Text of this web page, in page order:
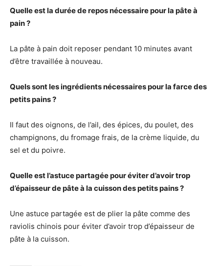
Quelle est la durée de repos nécessaire pour la pâte à
pain ?
La pâte à pain doit reposer pendant 10 minutes avant
d’être travaillée à nouveau.
Quels sont les ingrédients nécessaires pour la farce des
petits pains ?
Il faut des oignons, de l’ail, des épices, du poulet, des
champignons, du fromage frais, de la crème liquide, du
sel et du poivre.
Quelle est l’astuce partagée pour éviter d’avoir trop
d’épaisseur de pâte à la cuisson des petits pains ?
Une astuce partagée est de plier la pâte comme des
raviolis chinois pour éviter d’avoir trop d’épaisseur de
pâte à la cuisson.